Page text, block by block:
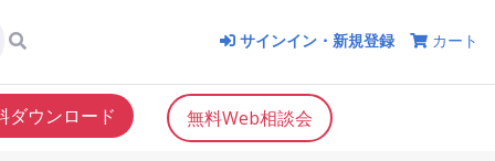
サインイン・新規登録 カート
ダウンロード 無料Web相談会